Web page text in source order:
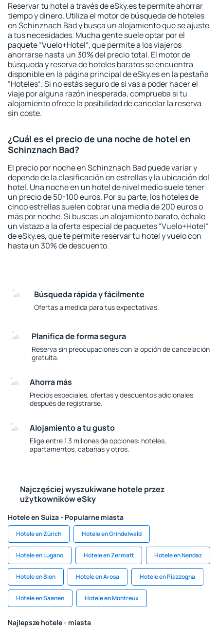
Reservar tu hotel a través de eSky.es te permite ahorrar
tiempo y dinero. Utiliza el motor de búsqueda de hoteles
en Schinznach Bad y busca un alojamiento que se ajuste
a tus necesidades. Mucha gente suele optar por el
paquete “Vuelo+Hotel“, que permite a los viajeros
ahorrarse hasta un 30% del precio total. El motor de
búsqueda y reserva de hoteles baratos se encuentra
disponible en la página principal de eSky.es en la pestaña
“Hoteles“. Si no estás seguro de si vas a poder hacer el
viaje por alguna razón inesperada, comprueba si tu
alojamiento ofrece la posibilidad de cancelar la reserva
sin coste.
¿Cuál es el precio de una noche de hotel en
Schinznach Bad?
El precio por noche en Schinznach Bad puede variar y
depende de la clasificación en estrellas y la ubicación del
hotel. Una noche en un hotel de nivel medio suele tener
un precio de 50-100 euros. Por su parte, los hoteles de
cinco estrellas suelen cobrar una media de 200 euros o
más por noche. Si buscas un alojamiento barato, échale
un vistazo a la oferta especial de paquetes “Vuelo+Hotel“
de eSky.es, que te permite reservar tu hotel y vuelo con
hasta un 30% de descuento.
Búsqueda rápida y fácilmente
Ofertas a medida para tus expectativas.
Planifica de forma segura
Reserva sin preocupaciones con la opción de cancelación
gratuita.
Ahorra más
Precios especiales, ofertas y descuentos adicionales
después de registrarse.
Alojamiento a tu gusto
Elige entre 1.3 millones de opciones: hoteles,
apartamentos, cabañas y otros.
Najczęściej wyszukiwane hotele przez
użytkowników eSky
Hotele en Suiza - Popularne miasta
Hotele en Zúrich Hotele en Grindelwald
Hotele en Lugano Hotele en Zermatt Hotele en Nendaz
Hotele en Sion Hotele en Arosa Hotele en Piazzogna
Hotele en Saanen Hotele en Montreux
Najlepsze hotele - miasta